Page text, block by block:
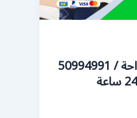
رقم نقل عفش هندي الواحة / 50994991